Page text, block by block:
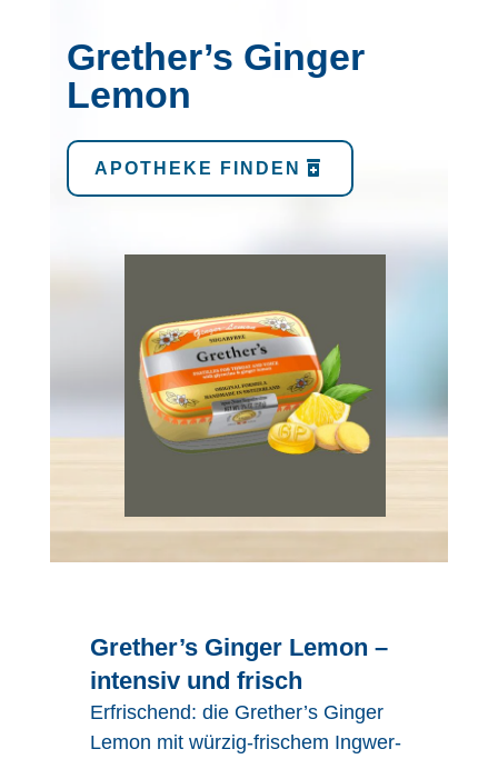
Grether’s Ginger
Lemon
APOTHEKE FINDEN
Grether’s Ginger Lemon –
intensiv und frisch
Erfrischend: die Grether’s Ginger
Lemon mit würzig-frischem Ingwer-